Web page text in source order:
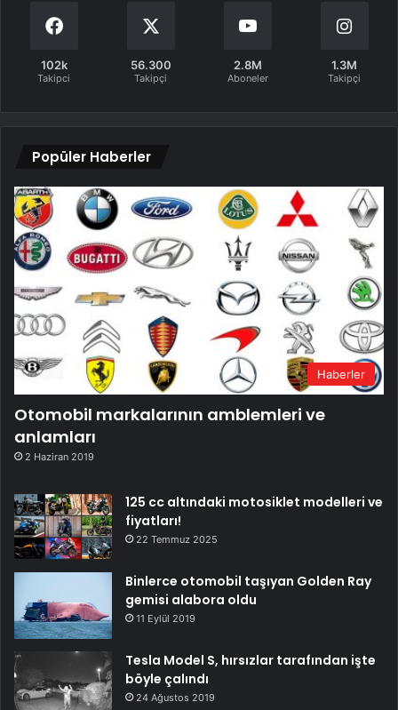
102k
Takipci
56.300
Takipçi
2.8M
Aboneler
1.3M
Takipçi
Popüler Haberler
Haberler
Otomobil markalarının amblemleri ve
anlamları
2 Haziran 2019
125 cc altındaki motosiklet modelleri ve
fiyatları!
22 Temmuz 2025
Binlerce otomobil taşıyan Golden Ray
gemisi alabora oldu
11 Eylül 2019
Tesla Model S, hırsızlar tarafından işte
böyle çalındı
24 Ağustos 2019